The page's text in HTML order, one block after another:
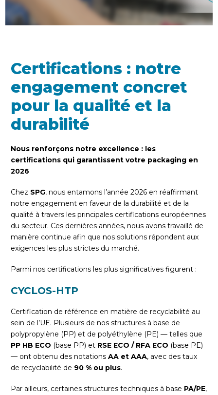
Certifications : notre
engagement concret
pour la qualité et la
durabilité
Nous renforçons notre excellence : les
certifications qui garantissent votre packaging en
2026
Chez SPG, nous entamons l’année 2026 en réaffirmant
notre engagement en faveur de la durabilité et de la
qualité à travers les principales certifications européennes
du secteur. Ces dernières années, nous avons travaillé de
manière continue afin que nos solutions répondent aux
exigences les plus strictes du marché.
Parmi nos certifications les plus significatives figurent :
CYCLOS-HTP
Certification de référence en matière de recyclabilité au
sein de l’UE. Plusieurs de nos structures à base de
polypropylène (PP) et de polyéthylène (PE) — telles que
PP HB ECO (base PP) et RSE ECO / RFA ECO (base PE)
— ont obtenu des notationsAA et AAA, avec des taux
de recyclabilité de 90 % ou plus.
Par ailleurs, certaines structures techniques à base PA/PE,